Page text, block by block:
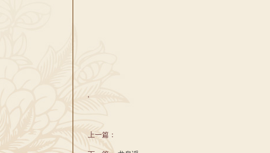
'
上一篇：